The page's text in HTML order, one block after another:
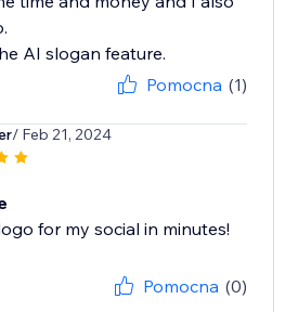
AI slogan feature.
Pomocna (1)
/ Feb 21, 2024
for my social in minutes!
Pomocna (0)